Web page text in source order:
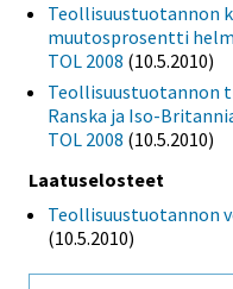
Teollisuustuotannon
muutosprosentti
TOL 2008 (10.5.2010)
Teollisuustuotannon
Ranska ja Iso-
TOL 2008 (10.5.2010)
Laatuselosteet
Teollisuustuotannon
(10.5.2010)